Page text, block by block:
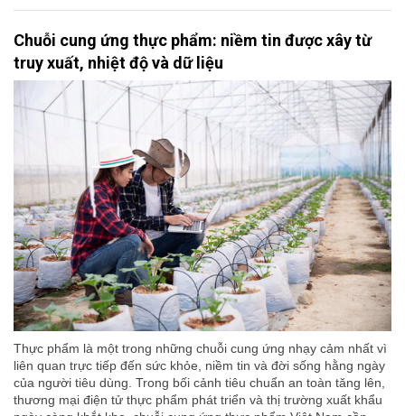
Chuỗi cung ứng thực phẩm: niềm tin được xây từ
truy xuất, nhiệt độ và dữ liệu
Thực phẩm là một trong những chuỗi cung ứng nhạy cảm nhất vì
liên quan trực tiếp đến sức khỏe, niềm tin và đời sống hằng ngày
của người tiêu dùng. Trong bối cảnh tiêu chuẩn an toàn tăng lên,
thương mại điện tử thực phẩm phát triển và thị trường xuất khẩu